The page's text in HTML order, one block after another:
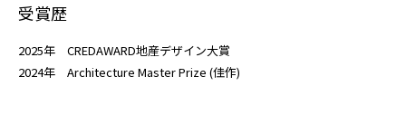
受賞歴
2025年 CREDAWARD地産デザイン大賞
2024年 Architecture Master Prize (佳作)